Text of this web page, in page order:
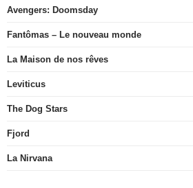
Avengers: Doomsday
Fantômas – Le nouveau monde
La Maison de nos rêves
Leviticus
The Dog Stars
Fjord
La Nirvana